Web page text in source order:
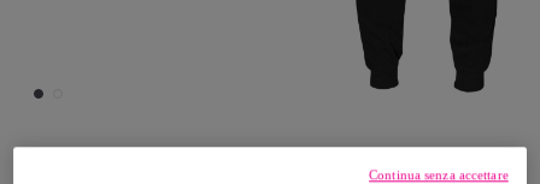
Continua senza accettare